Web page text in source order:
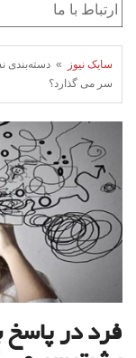
سایک نیوز
» دسته‌بندی
سر می گذارد؟
فرد در